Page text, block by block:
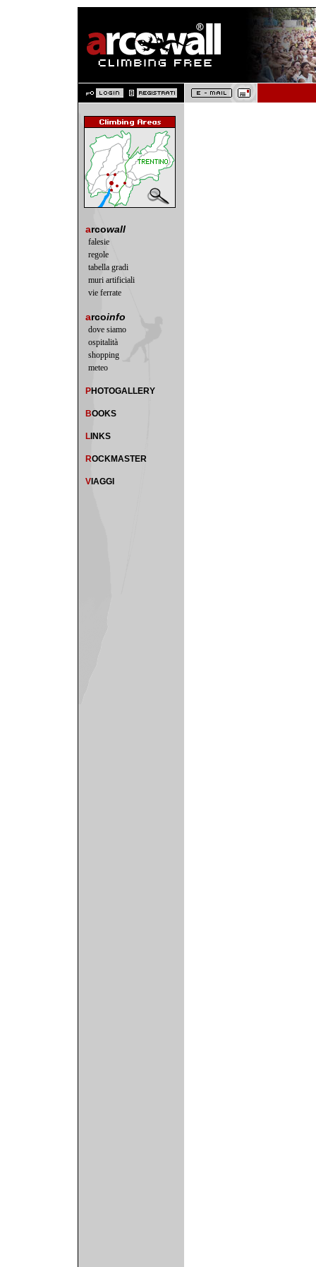
arcowall
falesie
regole
tabella gradi
muri artificiali
vie ferrate
arcoinfo
dove siamo
ospitalità
shopping
meteo
PHOTOGALLERY
BOOKS
L INKS
ROCKMASTER
V IAGGI